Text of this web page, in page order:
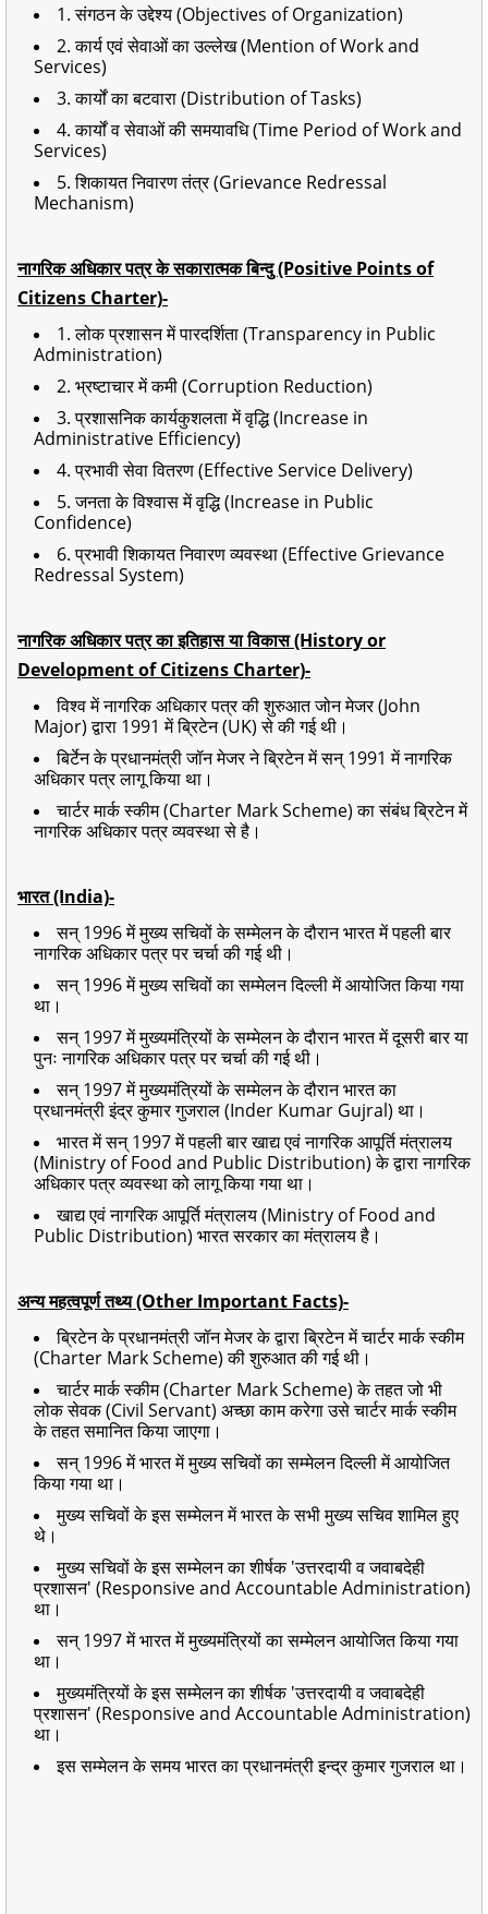
1. संगठन के उद्देश्य (Objectives of Organization)
2. कार्य एवं सेवाओं का उल्लेख (Mention of Work and
Services)
3. कार्यों का बटवारा (Distribution of Tasks)
4. कार्यों व सेवाओं की समयावधि (Time Period of Work and
Services)
5. शिकायत निवारण तंत्र (Grievance Redressal
Mechanism)
नागरिक अधिकार पत्र के सकारात्मक बिन्दु (Positive Points of
Citizens Charter)-
1. लोक प्रशासन में पारदर्शिता (Transparency in Public
Administration)
2. भ्रष्टाचार में कमी (Corruption Reduction)
3. प्रशासनिक कार्यकुशलता में वृद्धि (Increase in
Administrative Efficiency)
4. प्रभावी सेवा वितरण (Effective Service Delivery)
5. जनता के विश्वास में वृद्धि (Increase in Public
Confidence)
6. प्रभावी शिकायत निवारण व्यवस्था (Effective Grievance
Redressal System)
नागरिक अधिकार पत्र का इतिहास या विकास (History or
Development of Citizens Charter)-
विश्व में नागरिक अधिकार पत्र की शुरुआत जोन मेजर (John
Major) द्वारा 1991 में ब्रिटेन (UK) से की गई थी।
बिर्टेन के प्रधानमंत्री जॉन मेजर ने ब्रिटेन में सन् 1991 में नागरिक
अधिकार पत्र लागू किया था।
चार्टर मार्क स्कीम (Charter Mark Scheme) का संबंध ब्रिटेन में
नागरिक अधिकार पत्र व्यवस्था से है।
भारत (India)-
सन् 1996 में मुख्य सचिवों के सम्मेलन के दौरान भारत में पहली बार
नागरिक अधिकार पत्र पर चर्चा की गई थी।
सन् 1996 में मुख्य सचिवों का सम्मेलन दिल्ली में आयोजित किया गया
था।
सन् 1997 में मुख्यमंत्रियों के सम्मेलन के दौरान भारत में दूसरी बार या
पुनः नागरिक अधिकार पत्र पर चर्चा की गई थी।
सन् 1997 में मुख्यमंत्रियों के सम्मेलन के दौरान भारत का
प्रधानमंत्री इंद्र कुमार गुजराल (Inder Kumar Gujral) था।
भारत में सन् 1997 में पहली बार खाद्य एवं नागरिक आपूर्ति मंत्रालय
(Ministry of Food and Public Distribution) के द्वारा नागरिक
अधिकार पत्र व्यवस्था को लागू किया गया था।
खाद्य एवं नागरिक आपूर्ति मंत्रालय (Ministry of Food and
Public Distribution) भारत सरकार का मंत्रालय है।
अन्य महत्वपूर्ण तथ्य (Other Important Facts)-
ब्रिटेन के प्रधानमंत्री जॉन मेजर के द्वारा ब्रिटेन में चार्टर मार्क स्कीम
(Charter Mark Scheme) की शुरुआत की गई थी।
चार्टर मार्क स्कीम (Charter Mark Scheme) के तहत जो भी
लोक सेवक (Civil Servant) अच्छा काम करेगा उसे चार्टर मार्क स्कीम
के तहत समानित किया जाएगा।
सन् 1996 में भारत में मुख्य सचिवों का सम्मेलन दिल्ली में आयोजित
किया गया था।
मुख्य सचिवों के इस सम्मेलन में भारत के सभी मुख्य सचिव शामिल हुए
थे।
मुख्य सचिवों के इस सम्मेलन का शीर्षक 'उत्तरदायी व जवाबदेही
प्रशासन' (Responsive and Accountable Administration)
था।
सन् 1997 में भारत में मुख्यमंत्रियों का सम्मेलन आयोजित किया गया
था।
मुख्यमंत्रियों के इस सम्मेलन का शीर्षक 'उत्तरदायी व जवाबदेही
प्रशासन' (Responsive and Accountable Administration)
था।
इस सम्मेलन के समय भारत का प्रधानमंत्री इन्द्र कुमार गुजराल था।